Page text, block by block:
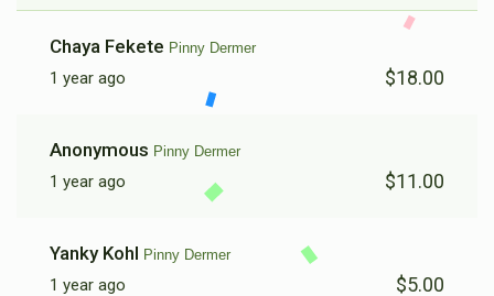
Chaya Fekete Pinny Dermer
1 year ago $18.00
Anonymous Pinny Dermer
1 year ago $11.00
Yanky Kohl Pinny Dermer
1 year ago $5.00